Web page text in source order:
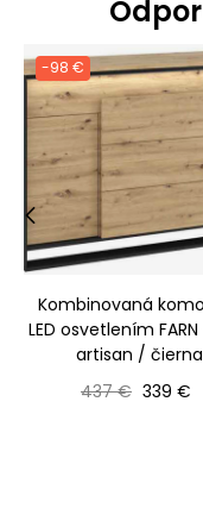
-98 €
Kombinovaná
LED osvetlením
artisan / čierna
Bežná cena
437 € Cena
339 €
‹